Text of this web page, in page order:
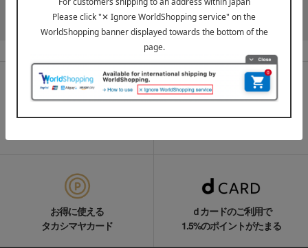
LINEの友達追加をする
高島屋ならではの
充実の
お得に使える
タカシマヤカード
ｄカードのご利用で
1.5%のポイントがたまる